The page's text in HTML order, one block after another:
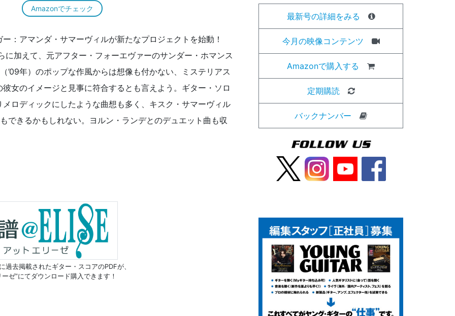
Amazonでチェック
：アマンダ・サマーヴィルが新たなプロジェクトを始動！
加えて、元アフター・フォーエヴァーのサンダー・ホマンス
’09年）のポップな作風からは想像も付かない、ミステリアス
女のイメージと見事に符合するとも言えよう。ギター・ソロ
ロディックにしたような曲想も多く、キスク・サマーヴィル
できるかもしれない。ヨルン・ランデとのデュエット曲も収
過去掲載されたギター・スコアのPDFが、
ゼ”にてダウンロード購入できます！
最新号の詳細をみる
今月の映像コンテンツ
Amazonで購入する
定期購読
バックナンバー